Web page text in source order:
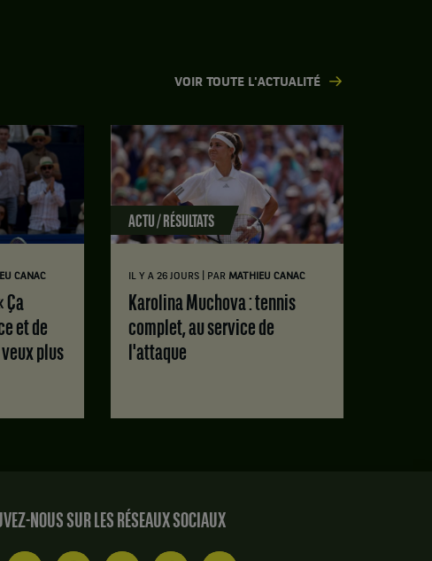
CANAC
et de
plus
ACTU / RÉSULTATS
IL Y A 26 JOURS PAR MATHIEU CANAC
Karolina Muchova : tennis
complet, au service de
l'attaque
VOIR TOUTE L'ACTUALITÉ
NOUS SUR LES RÉSEAUX SOCIAUX